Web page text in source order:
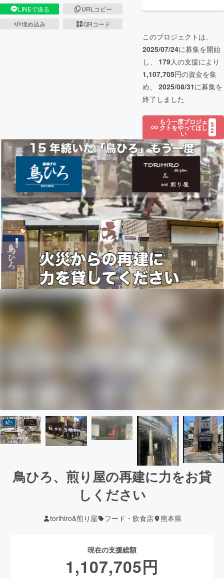
LINEで送る
URLコピー
埋め込み
QRコード
このプロジェクトは、
2025/07/24に募集を開始
し、 179人の支援により
1,107,705円の資金を集
め、 2025/08/31に募集を
終了しました
もう一度プロジェ
クトをやってほし
い
3
2
鳥ひろ、煎り屋の再建に力をお貸
しください
torihiro&煎り屋 フード・飲食店 熊本県
現在の支援総額
1,107,705円